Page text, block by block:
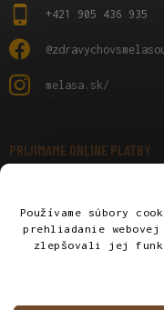
Používame súbory
prehliadanie
zlepšovali jej
+421 905 436 935
melasa.sk/
PRIJÍMAME ONLINE PLATBY
.
Táto
a